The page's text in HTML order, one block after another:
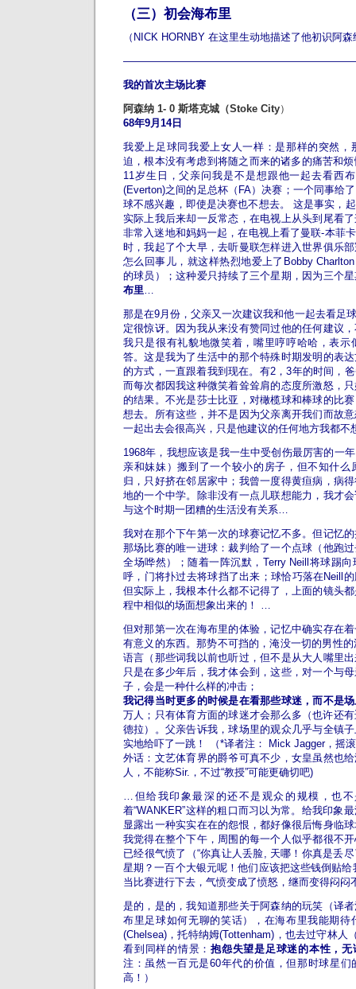
（三）初会海布里
（NICK HORNBY 在这里生动地描述了他初识阿
我的首次主场比赛
阿森纳 1- 0 斯塔克城（Stoke City）
68年9月14日
我爱上足球同我爱上女人一样：是那样的突然，
迫，根本没有考虑到将随之而来的诸多的痛苦和
11岁生日，父亲问我是不是想跟他一起去看西
(Everton)之间的足总杯（FA）决赛；一个同事给
球不感兴趣，即使是决赛也不想去。 这是事实，
实际上我后来却一反常态，在电视上从头到尾看
非常入迷地和妈妈一起，在电视上看了曼联-本菲
时，我起了个大早，去听曼联怎样进入世界俱乐
怎么回事儿，就这样热烈地爱上了Bobby
的球员）；这种爱只持续了三个星期，因为三个
布里
那是在9月份，父亲又一次建议我和他一起去看足
定很惊讶。因为我从来没有赞同过他的任何建议
我只是很有礼貌地微笑着，嘴里哼哼哈哈，表示
答。这是我为了生活中的那个特殊时期发明的表
的方式，一直跟着我到现在。有2，3年的时间，
而每次都因我这种微笑着耸耸肩的态度所激怒，
的结果。不光是莎士比亚，对橄榄球和棒球的比
想去。所有这些，并不是因为父亲离开我们而故
一起出去会很高兴，只是他建议的任何地方我都不
1968年，我想应该是我一生中受创伤最厉害的一
亲和妹妹）搬到了一个较小的房子，但不知什么
归，只好挤在邻居家中；我曾一度得黄疸病，病
地的一个中学。除非没有一点儿联想能力，我才
与这个时期一团糟的生活没有关系…
我对在那个下午第一次的球赛记忆不多。但记忆
那场比赛的唯一进球：裁判给了一个点球（他跑
全场哗然）；随着一阵沉默，Terry Neill将球踢
呼，门将扑过去将球挡了出来；球恰巧落在Neill
但实际上，我根本什么都不记得了，上面的镜头
程中相似的场面想象出来的！
但对那第一次在海布里的体验，记忆中确实存在
有意义的东西。那势不可挡的，淹没一切的男性
语言（那些词我以前也听过，但不是从大人嘴里
只是在多少年后，我才体会到，这些，对一个与
子，会是一种什么样的冲击；
我记得当时更多的时候是在看那些球迷，而不是
万人；只有体育方面的球迷才会那么多（也许还
德拉）。父亲告诉我，球场里的观众几乎与全镇
实地给吓了一跳！
（*译者注： Mick Jagger，摇
外话：文艺体育界的爵爷可真不少，女皇虽然也
人，不能称Sir.，不过“教授”可能更确切吧)
…但给我印象最深的还不是观众的规模，也
着“WANKER”这样的粗口而习以为常。给我印象
显露出一种实实在在的怨恨，都好像很后悔身临
我觉得在整个下午，周围的每一个人似乎都很不
已经很气愤了（“你真让人丢脸, 天哪！你真是丢
星期？一百个大银元呢！他们应该把这些钱倒贴给
当比赛进行下去，气愤变成了愤怒，继而变得闷闷
是的，是的，我知道那些关于阿森纳的玩笑（译
布里足球如何无聊的笑话），在海布里我能期待
(Chelsea)，托特纳姆(Tottenham)，也去过守林人
看到同样的情景：抱怨失望是足球迷的本性，
注：虽然一百元是60年代的价值，但那时球星们
高！）